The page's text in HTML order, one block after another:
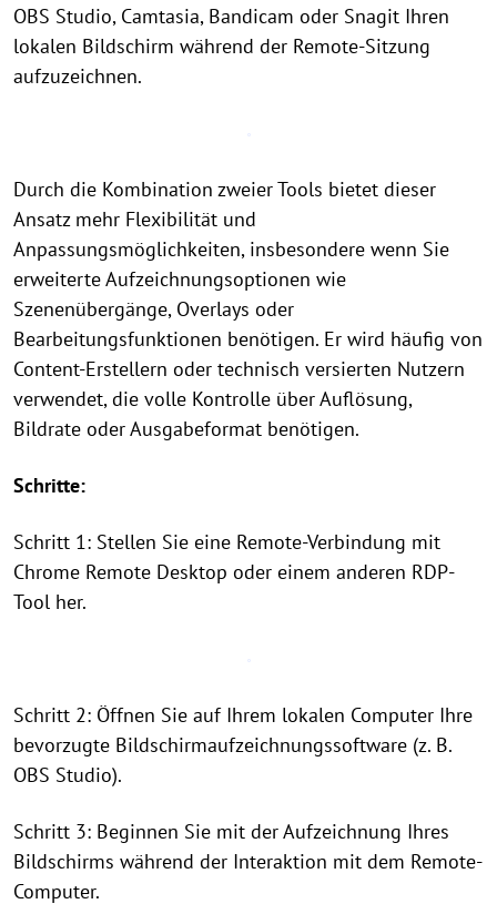
OBS Studio, Camtasia, Bandicam oder Snagit Ihren
lokalen Bildschirm während der Remote-Sitzung
aufzuzeichnen.
Durch die Kombination zweier Tools bietet dieser
Ansatz mehr Flexibilität und
Anpassungsmöglichkeiten, insbesondere wenn Sie
erweiterte Aufzeichnungsoptionen wie
Szenenübergänge, Overlays oder
Bearbeitungsfunktionen benötigen. Er wird häufig von
Content-Erstellern oder technisch versierten Nutzern
verwendet, die volle Kontrolle über Auflösung,
Bildrate oder Ausgabeformat benötigen.
Schritte:
Schritt 1: Stellen Sie eine Remote-Verbindung mit
Chrome Remote Desktop oder einem anderen RDP-
Tool her.
Schritt 2: Öffnen Sie auf Ihrem lokalen Computer Ihre
bevorzugte Bildschirmaufzeichnungssoftware (z. B.
OBS Studio).
Schritt 3: Beginnen Sie mit der Aufzeichnung Ihres
Bildschirms während der Interaktion mit dem Remote-
Computer.